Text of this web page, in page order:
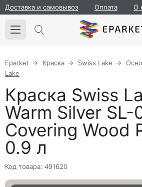
Доставка и самовывоз Оплата О
Eparket Краска Swiss Lake
Lake
Краска Swiss
Warm Silver SL-
Covering Wood
0.9 л
Код товара: 491620